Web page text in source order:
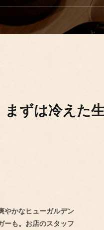
まずは冷えた
やかなヒューガルデン
ーも。お店のスタッフ